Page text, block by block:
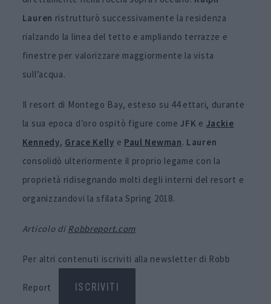
Lauren ristrutturò successivamente la residenza
rialzando la linea del tetto e ampliando terrazze e
finestre per valorizzare maggiormente la vista
sull’acqua.
Il resort di Montego Bay, esteso su 44 ettari, durante
la sua epoca d’oro ospitò figure comeJFK e Jackie
Kennedy, Grace Kelly e Paul Newman. Lauren
consolidò ulteriormente il proprio legame con la
proprietà ridisegnando molti degli interni del resort e
organizzandovi la sfilata Spring 2018.
Articolo di Robbreport.com
Per altri contenuti iscriviti alla newsletter di Robb
Report ISCRIVITI